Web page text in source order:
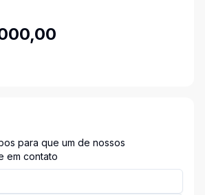
para que um de nossos
em contato